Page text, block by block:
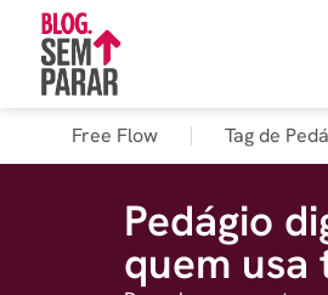
Free Flow Tag de
Pedágio
quem usa